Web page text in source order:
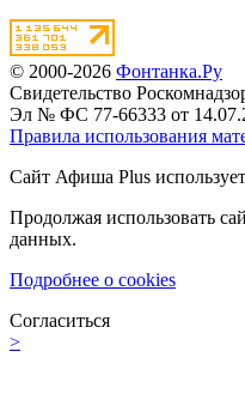
© 2000-2026 Фонтанка.Ру
Свидетельство
Эл № ФС 77-66333 от
Правила использования
Сайт Афиша Plus
Продолжая использовать
данных.
Подробнее о cookies
Согласиться
>